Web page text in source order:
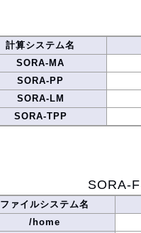
計算システム名
SORA-MA
SORA-PP
SORA-LM
SORA-TPP
SORA-
ファイルシステム名
/home